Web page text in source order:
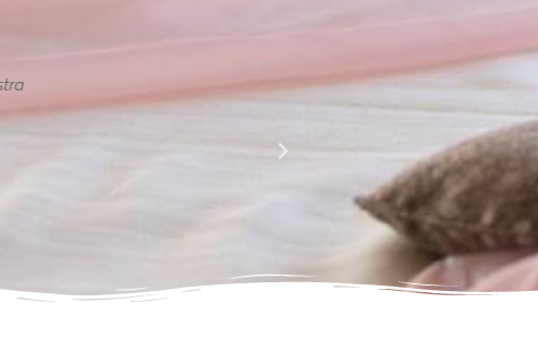
La perfezione e l' armonia che è palese nei tuoi
Complimenti davvero!!!!
Giusy Rizzo
da Facebook